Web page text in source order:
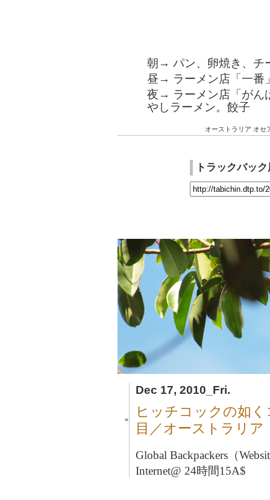
朝→ パン、卵焼き、チ
昼→ ラーメン店「一番
夜→ ラーメン店「がん
やしラーメン。餃子
オーストラリア オセ
トラックバッ
Dec 17, 2010_Fri.
■
ヒッチコックの如
目／オーストラリア
Global Backpackers（
Internet@ 24時間15A$